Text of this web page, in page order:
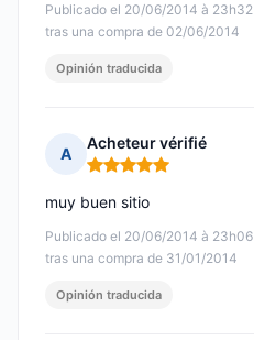
Publicado el 20/06/2014 à 23h32
tras una compra de 02/06/2014
Opinión traducida
A
Acheteur vérifié
Nota: 5 de 5
Publicado el 20/06/2014 à 23h06
tras una compra de 31/01/2014
muy buen sitio
Opinión traducida